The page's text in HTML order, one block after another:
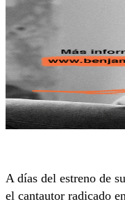
A días del estreno de su
el cantautor radicado